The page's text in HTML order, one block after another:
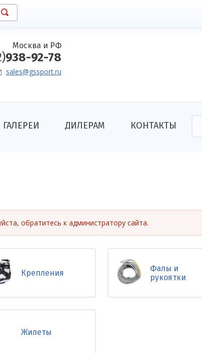
Москва и РФ
938-92-78
sales@gssport.ru
ГАЛЕРЕИ ДИЛЕРАМ КОНТАКТЫ
обратитесь к администратору сайта.
Крепления
Фалы и
рукоятки
Жилеты